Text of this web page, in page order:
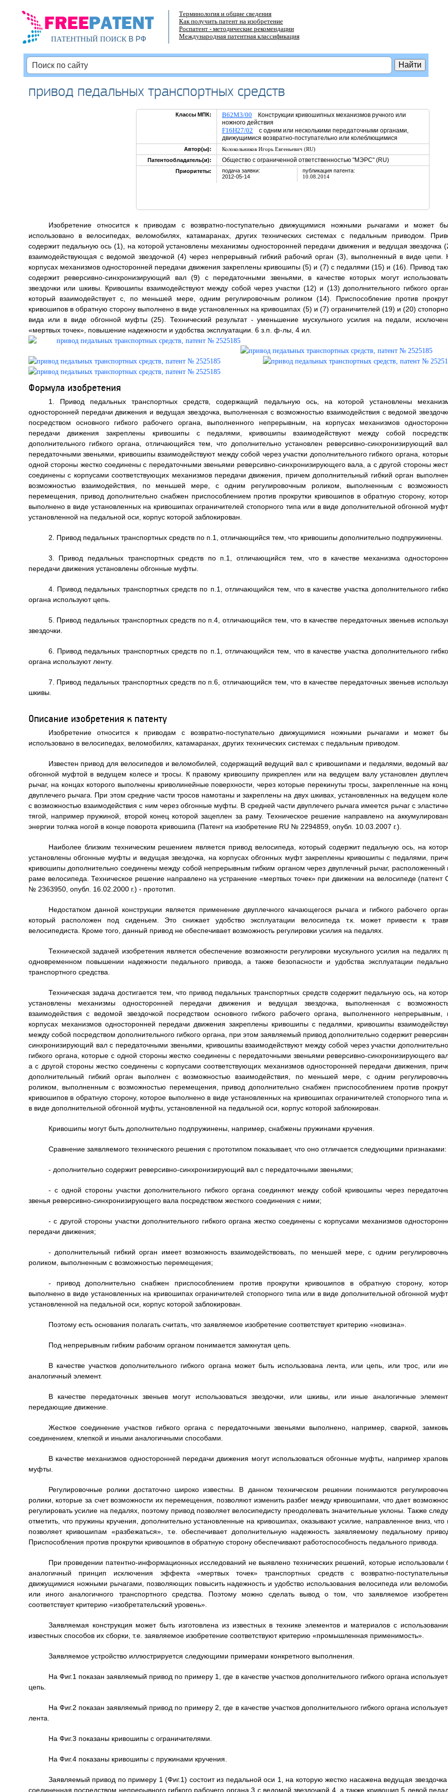
ПАТЕНТНЫЙ ПОИСКВ РФ
Терминология и общие сведения
Как получить патент на изобретение
Роспатент - методические рекомендации
Международная патентная классификация
привод педальных транспортных средств
Классы МПК: B62M3/00 Конструкции кривошипных механизмов ручного или
ножного действия
F16H27/02 с одним или несколькими передаточными органами,
движущимися возвратно-поступательно или колеблющимися
Автор(ы):
Колокольников Игорь Евгеньевич (RU)
Патентообладатель(и):
Общество с ограниченной ответственностью "МЭРС" (RU)
Приоритеты:
подача заявки:
2012-05-14
публикация патента:
10.08.2014
Изобретение относится к приводам с возвратно-поступательно движущимися ножными рычагами и может
использовано в велосипедах, веломобилях, катамаранах, других технических системах с педальным приводом.
содержит педальную ось (1), на которой установлены механизмы односторонней передачи движения и ведущая звездочка
взаимодействующая с ведомой звездочкой (4) через непрерывный гибкий рабочий орган (3), выполненный в виде цепи.
корпусах механизмов односторонней передачи движения закреплены кривошипы (5) и (7) с педалями (15) и (16). Привод
содержит реверсивно-синхронизирующий вал (9) с передаточными звеньями, в качестве которых могут
звездочки или шкивы. Кривошипы взаимодействуют между собой через участки (12) и (13) дополнительного гибкого
который взаимодействует с, по меньшей мере, одним регулировочным роликом (14). Приспособление против
кривошипов в обратную сторону выполнено в виде установленных на кривошипах (5) и (7) ограничителей (19) и (20)
вида или в виде обгонной муфты (25). Технический результат - уменьшение мускульного усилия на педали,
«мертвых точек», повышение надежности и удобства эксплуатации. 6 з.п. ф-лы, 4 ил.
Формула изобретения
1. Привод педальных транспортных средств, содержащий педальную ось, на которой установлены
односторонней передачи движения и ведущая звездочка, выполненная с возможностью взаимодействия с ведомой
посредством основного гибкого рабочего органа, выполненного непрерывным, на корпусах механизмов
передачи движения закреплены кривошипы с педалями, кривошипы взаимодействуют между собой
дополнительного гибкого органа, отличающийся тем, что дополнительно установлен реверсивно-синхронизирующий
передаточными звеньями, кривошипы взаимодействуют между собой через участки дополнительного гибкого органа,
одной стороны жестко соединены с передаточными звеньями реверсивно-синхронизирующего вала, а с другой стороны
соединены с корпусами соответствующих механизмов передачи движения, причем дополнительный гибкий орган
возможностью взаимодействия, по меньшей мере, с одним регулировочным роликом, выполненным с
перемещения, привод дополнительно снабжен приспособлением против прокрутки кривошипов в обратную сторону,
выполнено в виде установленных на кривошипах ограничителей стопорного типа или в виде дополнительной обгонной
установленной на педальной оси, корпус которой заблокирован.
2. Привод педальных транспортных средств по п.1, отличающийся тем, что кривошипы дополнительно подпружинены.
3. Привод педальных транспортных средств по п.1, отличающийся тем, что в качестве механизма
передачи движения установлены обгонные муфты.
4. Привод педальных транспортных средств по п.1, отличающийся тем, что в качестве участка дополнительного
органа используют цепь.
5. Привод педальных транспортных средств по п.4, отличающийся тем, что в качестве передаточных звеньев
звездочки.
6. Привод педальных транспортных средств по п.1, отличающийся тем, что в качестве участка дополнительного
органа используют ленту.
7. Привод педальных транспортных средств по п.6, отличающийся тем, что в качестве передаточных звеньев
шкивы.
Описание изобретения к патенту
Изобретение относится к приводам с возвратно-поступательно движущимися ножными рычагами и может
использовано в велосипедах, веломобилях, катамаранах, других технических системах с педальным приводом.
Известен привод для велосипедов и веломобилей, содержащий ведущий вал с кривошипами и педалями, ведомый
обгонной муфтой в ведущем колесе и тросы. К правому кривошипу прикреплен или на ведущем валу установлен
рычаг, на концах которого выполнены криволинейные поверхности, через которые перекинуты тросы, закрепленные на
двуплечего рычага. При этом средние части тросов намотаны и закреплены на двух шкивах, установленных на ведущем
с возможностью взаимодействия с ним через обгонные муфты. В средней части двуплечего рычага имеется рычаг с
тягой, например пружиной, второй конец которой зацеплен за раму. Техническое решение направлено на
энергии толчка ногой в конце поворота кривошипа (Патент на изобретение RU № 2294859, опубл. 10.03.2007 г.).
Наиболее близким техническим решением является привод велосипеда, который содержит педальную ось, на
установлены обгонные муфты и ведущая звездочка, на корпусах обгонных муфт закреплены кривошипы с педалями,
кривошипы дополнительно соединены между собой непрерывным гибким органом через двуплечный рычаг, расположенный
раме велосипеда. Техническое решение направлено на устранение «мертвых точек» при движении на велосипеде (патент
№ 2363950, опубл. 16.02.2000 г.) - прототип.
Недостатком данной конструкции является применение двуплечного качающегося рычага и гибкого рабочего
который расположен под сиденьем. Это снижает удобство эксплуатации велосипеда т.к. может привести к
велосипедиста. Кроме того, данный привод не обеспечивает возможность регулировки усилия на педалях.
Технической задачей изобретения является обеспечение возможности регулировки мускульного усилия на педалях
одновременном повышении надежности педального привода, а также безопасности и удобства эксплуатации
транспортного средства.
Техническая задача достигается тем, что привод педальных транспортных средств содержит педальную ось, на
установлены механизмы односторонней передачи движения и ведущая звездочка, выполненная с
взаимодействия с ведомой звездочкой посредством основного гибкого рабочего органа, выполненного непрерывным,
корпусах механизмов односторонней передачи движения закреплены кривошипы с педалями, кривошипы
между собой посредством дополнительного гибкого органа, при этом заявляемый привод дополнительно содержит
синхронизирующий вал с передаточными звеньями, кривошипы взаимодействуют между собой через участки
гибкого органа, которые с одной стороны жестко соединены с передаточными звеньями реверсивно-синхронизирующего
а с другой стороны жестко соединены с корпусами соответствующих механизмов односторонней передачи движения,
дополнительный гибкий орган выполнен с возможностью взаимодействия, по меньшей мере, с одним
роликом, выполненным с возможностью перемещения, привод дополнительно снабжен приспособлением против
кривошипов в обратную сторону, которое выполнено в виде установленных на кривошипах ограничителей стопорного типа
в виде дополнительной обгонной муфты, установленной на педальной оси, корпус которой заблокирован.
Кривошипы могут быть дополнительно подпружинены, например, снабжены пружинами кручения.
Сравнение заявляемого технического решения с прототипом показывает, что оно отличается следующими признаками:
- дополнительно содержит реверсивно-синхронизирующий вал с передаточными звеньями;
- с одной стороны участки дополнительного гибкого органа соединяют между собой кривошипы через
звенья реверсивно-синхронизирующего вала посредством жесткого соединения с ними;
- с другой стороны участки дополнительного гибкого органа жестко соединены с корпусами механизмов
передачи движения;
- дополнительный гибкий орган имеет возможность взаимодействовать, по меньшей мере, с одним
роликом, выполненным с возможностью перемещения;
- привод дополнительно снабжен приспособлением против прокрутки кривошипов в обратную сторону,
выполнено в виде установленных на кривошипах ограничителей стопорного типа или в виде дополнительной обгонной
установленной на педальной оси, корпус которой заблокирован.
Поэтому есть основания полагать считать, что заявляемое изобретение соответствует критерию «новизна».
Под непрерывным гибким рабочим органом понимается замкнутая цепь.
В качестве участков дополнительного гибкого органа может быть использована лента, или цепь, или трос, или
аналогичный элемент.
В качестве передаточных звеньев могут использоваться звездочки, или шкивы, или иные аналогичные
передающие движение.
Жесткое соединение участков гибкого органа с передаточными звеньями выполнено, например, сваркой,
соединением, клепкой и иными аналогичными способами.
В качестве механизмов односторонней передачи движения могут использоваться обгонные муфты, например
муфты.
Регулировочные ролики достаточно широко известны. В данном техническом решении понимаются
ролики, которые за счет возможности их перемещения, позволяют изменить разбег между кривошипами, что дает
регулировать усилие на педалях, поэтому привод позволяет велосипедисту преодолевать значительные уклоны. Также
отметить, что пружины кручения, дополнительно установленные на кривошипах, оказывают усилие, направленное вниз, что
позволяет кривошипам «разбежаться», т.е. обеспечивает дополнительную надежность заявляемому педальному
Приспособления против прокрутки кривошипов в обратную сторону обеспечивают работоспособность педального привода.
При проведении патентно-информационных исследований не выявлено технических решений, которые использовали
аналогичный принцип исключения эффекта «мертвых точек» транспортных средств с возвратно-
движущимися ножными рычагами, позволяющих повысить надежность и удобство использования велосипеда или
или иного аналогичного транспортного средства. Поэтому можно сделать вывод о том, что заявляемое
соответствует критерию «изобретательский уровень».
Заявляемая конструкция может быть изготовлена из известных в технике элементов и материалов с
известных способов их сборки, т.е. заявляемое изобретение соответствуют критерию «промышленная применимость».
Заявляемое устройство иллюстрируется следующими примерами конкретного выполнения.
На Фиг.1 показан заявляемый привод по примеру 1, где в качестве участков дополнительного гибкого органа
цепь.
На Фиг.2 показан заявляемый привод по примеру 2, где в качестве участков дополнительного гибкого органа
лента.
На Фиг.3 показаны кривошипы с ограничителями.
На Фиг.4 показаны кривошипы с пружинами кручения.
Заявляемый привод по примеру 1 (Фиг.1) состоит из педальной оси 1, на которую жестко насажена ведущая звездочка
соединенная посредством непрерывного гибкого рабочего органа 3 с ведомой звездочкой 4, а также кривошип 5 левой